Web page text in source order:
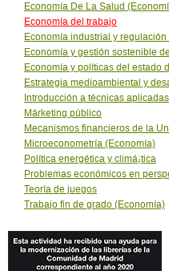
Economí­a De La Salud
Economí­a del trabajo
Economí­a industrial y
Economí­a y gestión sostenible
Economí­a y políticas del estado
Estrategia medioambiental y
Introducción a técnicas
Márketing público
Mecanismos financieros de la
Microeconometrí­a (Economía)
Política energética y climá¡tica
Problemas económicos en
Teoría de juegos
Trabajo fin de grado (Economí­a)